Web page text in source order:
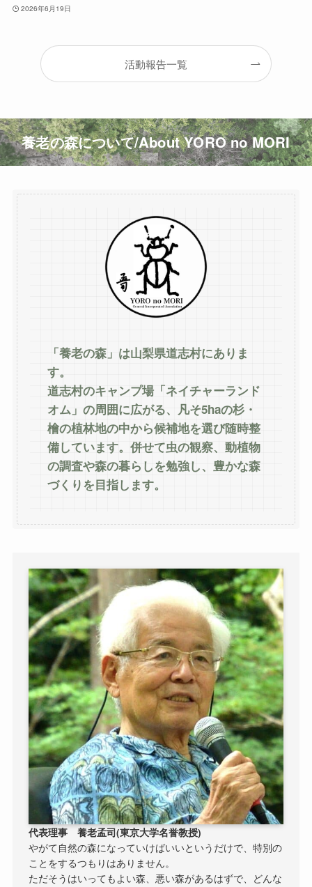
2026年6月19日
活動報告一覧
養老の森について/About YORO no MORI
「養老の森」は山梨県道志村にありま
す。
道志村のキャンプ場「ネイチャーランド
オム」の周囲に広がる、凡そ5haの杉・
檜の植林地の中から候補地を選び随時整
備しています。併せて虫の観察、動植物
の調査や森の暮らしを勉強し、豊かな森
づくりを目指します。
代表理事 養老孟司(東京大学名誉教授)
やがて自然の森になっていけばいいというだけで、特別の
ことをするつもりはありません。
ただそうはいってもよい森、悪い森があるはずで、どんな